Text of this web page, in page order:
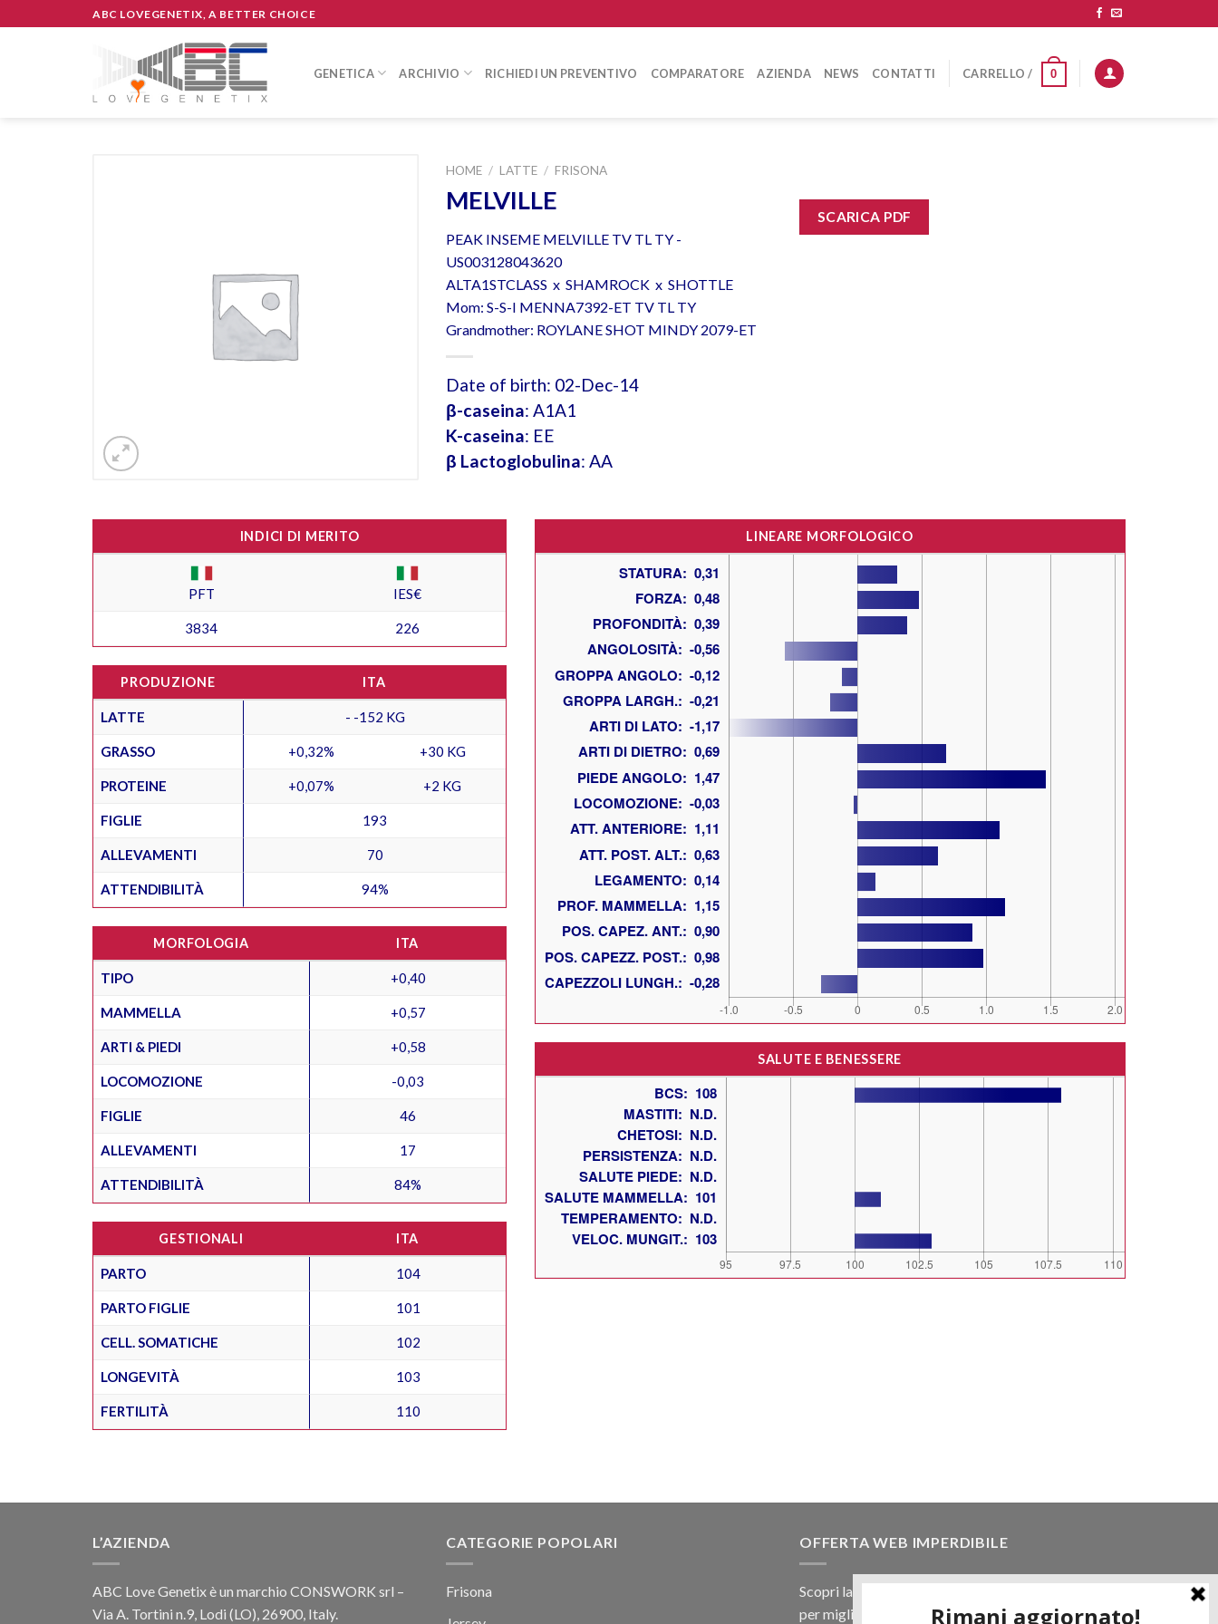
to
ABC LOVEGENETIX, A BETTER CHOICE
GENETICA ARCHIVIO RICHIEDI UN PREVENTIVO COMPARATORE AZIENDA NEWS CONTATTI CARRELLO / 0
HOME / LATTE / FRISONA
MELVILLE
PEAK INSEME MELVILLE TV TL TY -
US003128043620
ALTA1STCLASS x SHAMROCK x SHOTTLE
Mom: S-S-I MENNA7392-ET TV TL TY
Grandmother: ROYLANE SHOT MINDY 2079-ET
Date of birth: 02-Dec-14
β-caseina: A1A1
K-caseina: EE
β Lactoglobulina: AA
SCARICA PDF
INDICI DI MERITO
PFT IES€
3834 226
PRODUZIONE ITA
LATTE - -152 KG
GRASSO +0,32% +30 KG
PROTEINE +0,07% +2 KG
FIGLIE 193
ALLEVAMENTI 70
ATTENDIBILITÀ 94%
MORFOLOGIA ITA
TIPO +0,40
MAMMELLA +0,57
ARTI & PIEDI +0,58
LOCOMOZIONE -0,03
FIGLIE 46
ALLEVAMENTI 17
ATTENDIBILITÀ 84%
GESTIONALI ITA
PARTO 104
PARTO FIGLIE 101
CELL. SOMATICHE 102
LONGEVITÀ 103
FERTILITÀ 110
LINEARE MORFOLOGICO
SALUTE E BENESSERE
L’AZIENDA
ABC Love Genetix è un marchio CONSWORK srl –
Via A. Tortini n.9, Lodi (LO), 26900, Italy.
CATEGORIE POPOLARI
Frisona
OFFERTA WEB IMPERDIBILE
Scopri la nostra offerta web! Un prezzo mai visto,
per migliaia di prodotti.